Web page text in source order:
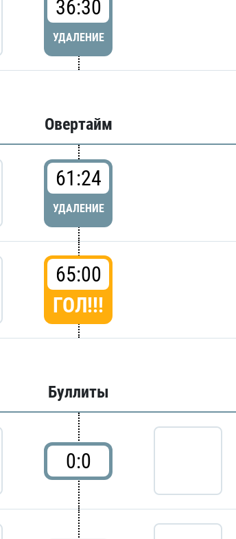
36:30
УДАЛЕНИЕ
Овертайм
61:24
УДАЛЕНИЕ
65:00
ГОЛ!!!
Буллиты
0:0